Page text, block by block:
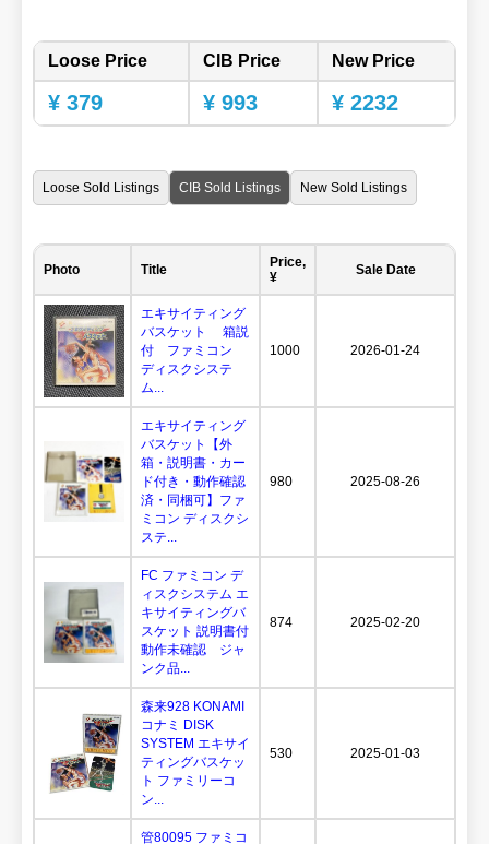
Loose Price CIB Price New Price
¥ 379 ¥ 993 ¥ 2232
Loose Sold Listings CIB Sold Listings New Sold Listings
Photo Title
Price,
¥
Sale Date
エキサイティング
バスケット 箱説
付 ファミコン
ディスクシステ
ム...
1000 2026-01-24
エキサイティング
バスケット【外
箱・説明書・カー
ド付き・動作確認
済・同梱可】ファ
ミコン ディスクシ
ステ...
980 2025-08-26
FC ファミコン デ
ィスクシステム エ
キサイティングバ
スケット 説明書付
動作未確認 ジャ
ンク品...
874 2025-02-20
森来928 KONAMI
コナミ DISK
SYSTEM エキサイ
ティングバスケッ
ト ファミリーコ
ン...
530 2025-01-03
管80095 ファミコ